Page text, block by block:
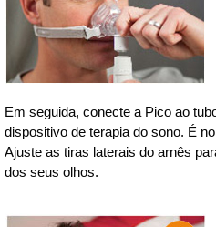
Em seguida, conecte a Pico ao
dispositivo de terapia do sono. É
Ajuste as tiras laterais do arnês
dos seus olhos.